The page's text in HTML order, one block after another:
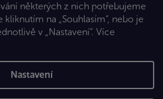
některých z nich potřebujeme
kliknutím na „Souhlasím“, nebo je
v „Nastavení“. Více
Nastavení
Shoptet Premium